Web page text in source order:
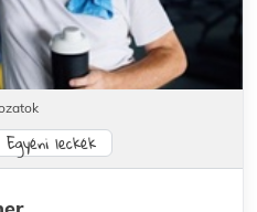
Egyéni leckék